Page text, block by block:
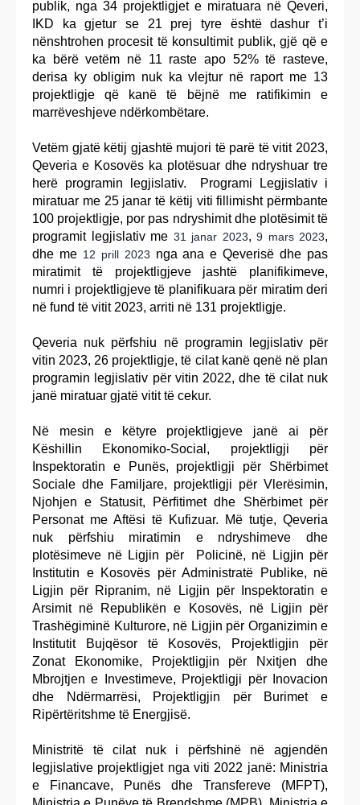
publik, nga 34 projektligjet e miratuara në Qeveri,
IKD ka gjetur se 21 prej tyre është dashur t’i
nënshtrohen procesit të konsultimit publik, gjë që e
ka bërë vetëm në 11 raste apo 52% të rasteve,
derisa ky obligim nuk ka vlejtur në raport me 13
projektligje që kanë të bëjnë me ratifikimin e
marrëveshjeve ndërkombëtare.
Vetëm gjatë këtij gjashtë mujori të parë të vitit 2023,
Qeveria e Kosovës ka plotësuar dhe ndryshuar tre
herë programin legjislativ. Programi Legjislativ i
miratuar me 25 janar të këtij viti fillimisht përmbante
100 projektligje, por pas ndryshimit dhe plotësimit të
programit legjislativ me 31 janar 2023, 9 mars 2023,
dhe me 12 prill 2023 nga ana e Qeverisë dhe pas
miratimit të projektligjeve jashtë planifikimeve,
numri i projektligjeve të planifikuara për miratim deri
në fund të vitit 2023, arriti në 131 projektligje.
Qeveria nuk përfshiu në programin legjislativ për
vitin 2023, 26 projektligje, të cilat kanë qenë në plan
programin legjislativ për vitin 2022, dhe të cilat nuk
janë miratuar gjatë vitit të cekur.
Në mesin e këtyre projektligjeve janë ai për
Këshillin Ekonomiko-Social, projektligji për
Inspektoratin e Punës, projektligji për Shërbimet
Sociale dhe Familjare, projektligji për Vlerësimin,
Njohjen e Statusit, Përfitimet dhe Shërbimet për
Personat me Aftësi të Kufizuar. Më tutje, Qeveria
nuk përfshiu miratimin e ndryshimeve dhe
plotësimeve në Ligjin për Policinë, në Ligjin për
Institutin e Kosovës për Administratë Publike, në
Ligjin për Ripranim, në Ligjin për Inspektoratin e
Arsimit në Republikën e Kosovës, në Ligjin për
Trashëgiminë Kulturore, në Ligjin për Organizimin e
Institutit Bujqësor të Kosovës, Projektligjin për
Zonat Ekonomike, Projektligjin për Nxitjen dhe
Mbrojtjen e Investimeve, Projektligji për Inovacion
dhe Ndërmarrësi, Projektligjin për Burimet e
Ripërtëritshme të Energjisë.
Ministritë të cilat nuk i përfshinë në agjendën
legjislative projektligjet nga viti 2022 janë: Ministria
e Financave, Punës dhe Transfereve (MFPT),